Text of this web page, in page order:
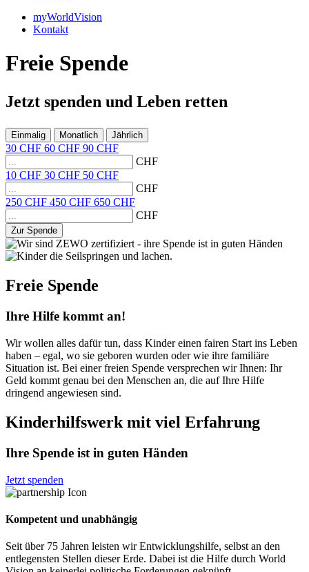
myWorldVision
Kontakt
Freie Spende
Jetzt spenden und Leben retten
Einmalig Monatlich Jährlich
30 CHF 60 CHF 90 CHF
CHF
10 CHF 30 CHF 50 CHF
CHF
250 CHF 450 CHF 650 CHF
CHF
Zur Spende
Freie Spende
Ihre Hilfe kommt an!
Wir wollen alles dafür tun, dass Kinder einen fairen Start ins Leben
haben – egal, wo sie geboren wurden oder wie ihre familiäre
Situation ist. Bei einer freien Spende versprechen wir Ihnen: Ihr
Geld kommt genau bei den Menschen an, die auf Ihre Hilfe
dringend angewiesen sind.
Kinderhilfswerk mit viel Erfahrung
Ihre Spende ist in guten Händen
Jetzt spenden
Kompetent und unabhängig
Seit über 75 Jahren leisten wir Entwicklungshilfe, selbst an den
entlegensten Stellen dieser Erde. Dabei ist die Hilfe durch World